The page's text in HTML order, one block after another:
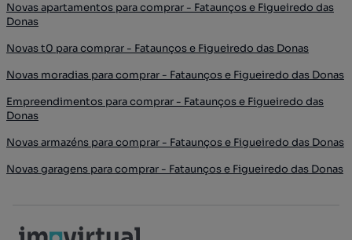
Novas apartamentos para comprar - Fataunços e Figueiredo das
Donas
Novas t0 para comprar - Fataunços e Figueiredo das Donas
Novas moradias para comprar - Fataunços e Figueiredo das Donas
Empreendimentos para comprar - Fataunços e Figueiredo das
Donas
Novas armazéns para comprar - Fataunços e Figueiredo das Donas
Novas garagens para comprar - Fataunços e Figueiredo das Donas